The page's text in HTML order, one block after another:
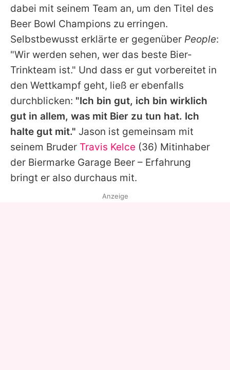
dabei mit seinem Team an, um den Titel des
Beer Bowl Champions zu erringen.
Selbstbewusst erklärte er gegenüber People:
"Wir werden sehen, wer das beste Bier-
Trinkteam ist." Und dass er gut vorbereitet in
den Wettkampf geht, ließ er ebenfalls
durchblicken: "Ich bin gut, ich bin wirklich
gut in allem, was mit Bier zu tun hat. Ich
halte gut mit." Jason ist gemeinsam mit
seinem Bruder Travis Kelce (36) Mitinhaber
der Biermarke Garage Beer – Erfahrung
bringt er also durchaus mit.
Anzeige